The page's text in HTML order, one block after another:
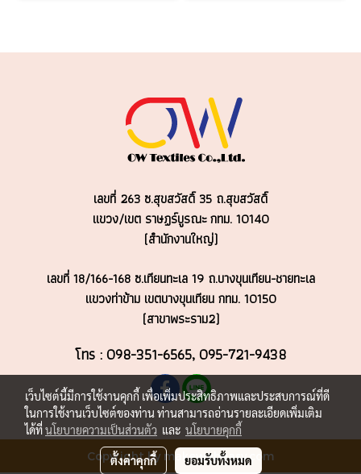
เลขที่ 263 ซ.สุขสวัสดิ์ 35 ถ.สุขสวัสดิ์
แขวง/เขต ราษฏร์บูรณะกทม. 10140
(สำนักงานใหญ่)
เลขที่ 18/166-168 ซ.เทียนทะเล 19 ถ.บางขุนเทียน-ชายทะเล
แขวงท่าข้าม เขตบางขุนเทียน กทม. 10150
(สาขาพระราม2)
โทร : 098-351-6565, 095-721-9438
Copyright by makewebeasy.com
เว็บไซต์นี้มีการใช้งานคุกกี้ เพื่อเพิ่มประสิทธิภาพและประสบการณ์ที่ดี
ในการใช้งานเว็บไซต์ของท่าน ท่านสามารถอ่านรายละเอียดเพิ่มเติม
ได้ที่นโยบายความเป็นส่วนตัว และ นโยบายคุกกี้
ตั้งค่าคุกกี้ ยอมรับทั้งหมด